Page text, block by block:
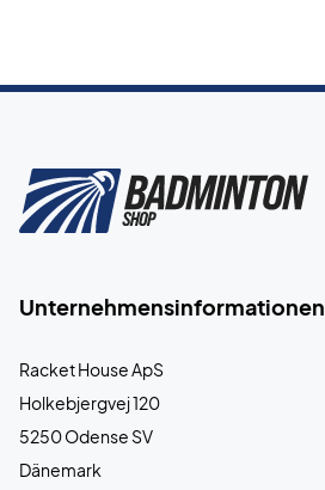
Unternehmensinformationen
Racket House ApS
Holkebjergvej 120
5250 Odense SV
Dänemark